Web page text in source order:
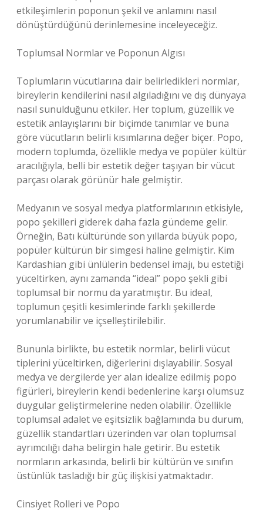
etkileşimlerin poponun şekil ve anlamını nasıl
dönüştürdüğünü derinlemesine inceleyeceğiz.
Toplumsal Normlar ve Poponun Algısı
Toplumların vücutlarına dair belirledikleri normlar,
bireylerin kendilerini nasıl algıladığını ve dış dünyaya
nasıl sunulduğunu etkiler. Her toplum, güzellik ve
estetik anlayışlarını bir biçimde tanımlar ve buna
göre vücutların belirli kısımlarına değer biçer. Popo,
modern toplumda, özellikle medya ve popüler kültür
aracılığıyla, belli bir estetik değer taşıyan bir vücut
parçası olarak görünür hale gelmiştir.
Medyanın ve sosyal medya platformlarının etkisiyle,
popo şekilleri giderek daha fazla gündeme gelir.
Örneğin, Batı kültüründe son yıllarda büyük popo,
popüler kültürün bir simgesi haline gelmiştir. Kim
Kardashian gibi ünlülerin bedensel imajı, bu estetiği
yüceltirken, aynı zamanda “ideal” popo şekli gibi
toplumsal bir normu da yaratmıştır. Bu ideal,
toplumun çeşitli kesimlerinde farklı şekillerde
yorumlanabilir ve içselleştirilebilir.
Bununla birlikte, bu estetik normlar, belirli vücut
tiplerini yüceltirken, diğerlerini dışlayabilir. Sosyal
medya ve dergilerde yer alan idealize edilmiş popo
figürleri, bireylerin kendi bedenlerine karşı olumsuz
duygular geliştirmelerine neden olabilir. Özellikle
toplumsal adalet ve eşitsizlik bağlamında bu durum,
güzellik standartları üzerinden var olan toplumsal
ayrımcılığı daha belirgin hale getirir. Bu estetik
normların arkasında, belirli bir kültürün ve sınıfın
üstünlük tasladığı bir güç ilişkisi yatmaktadır.
Cinsiyet Rolleri ve Popo